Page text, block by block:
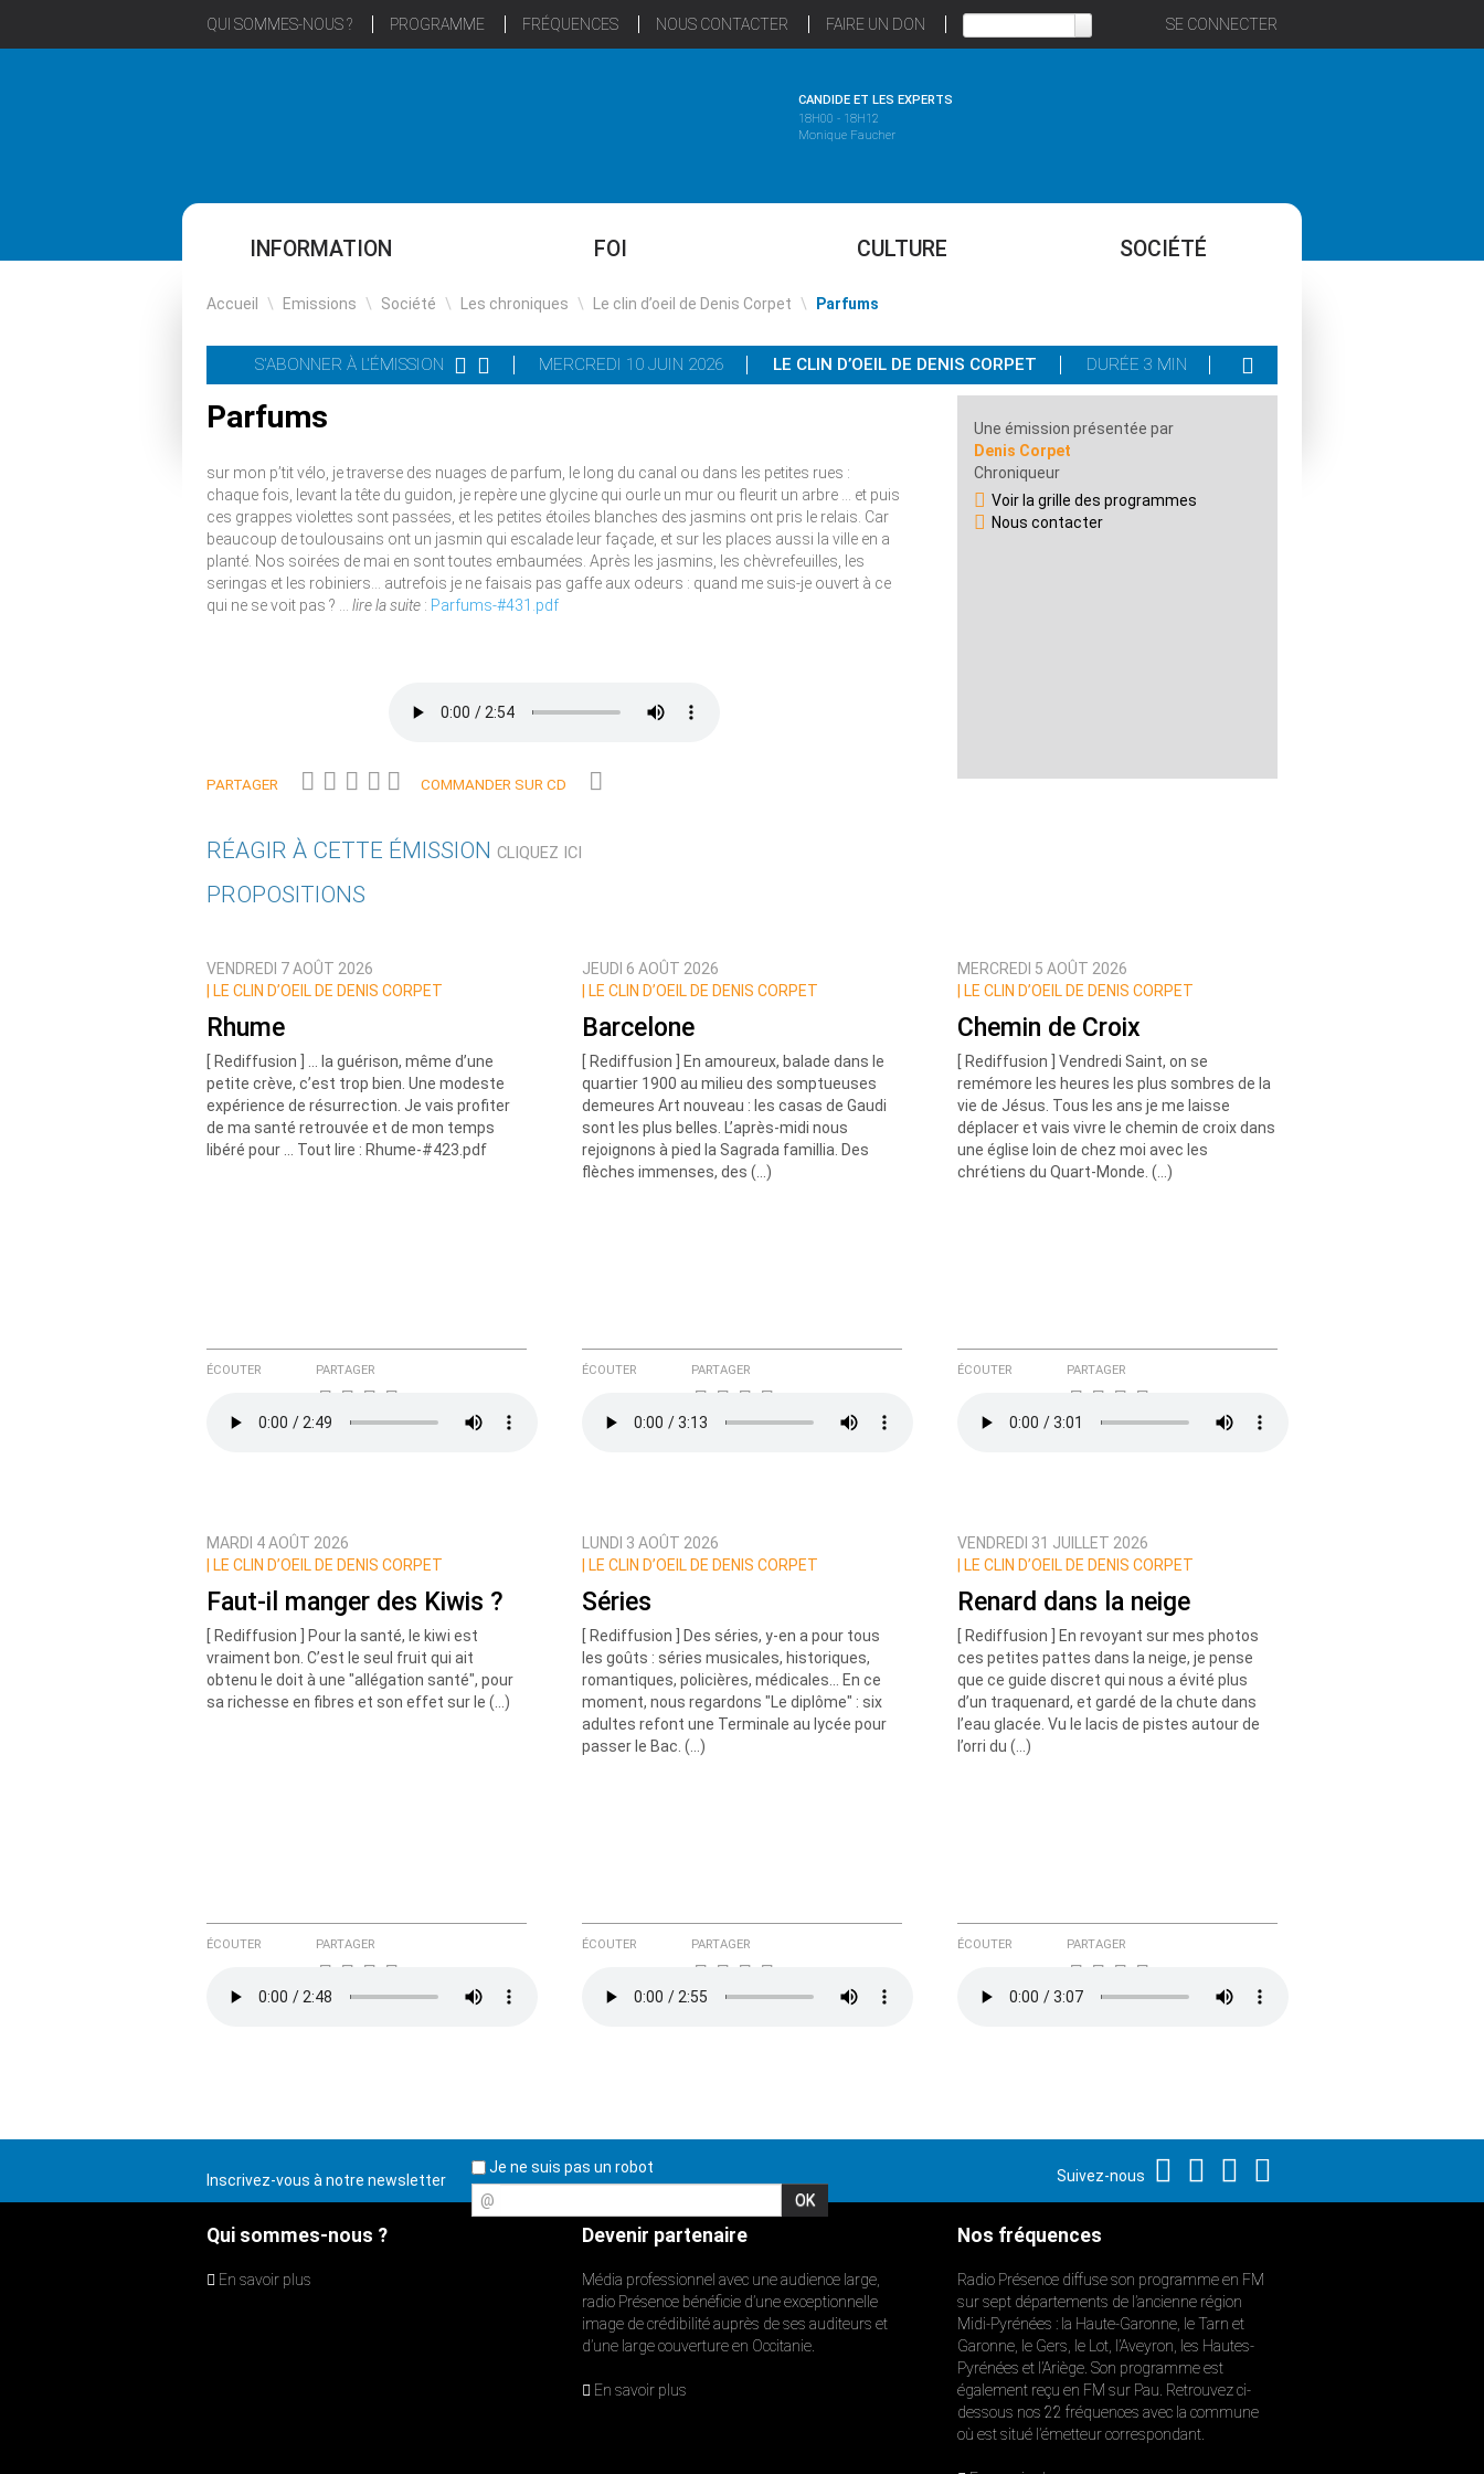
QUI SOMMES-NOUS ? PROGRAMME FRÉQUENCES NOUS CONTACTER FAIRE UN DON SE CONNECTER
CANDIDE ET LES EXPERTS
18H00 - 18H12
Monique Faucher
INFORMATION FOI CULTURE SOCIÉTÉ
Accueil \ Emissions \ Société \ Les chroniques \ Le clin d’oeil de Denis Corpet \ Parfums
S'ABONNER À L'ÉMISSION MERCREDI 10 JUIN 2026 LE CLIN D’OEIL DE DENIS CORPET DURÉE 3 MIN
Parfums
sur mon p’tit vélo, je traverse des nuages de parfum, le long du canal ou dans les petites rues :
chaque fois, levant la tête du guidon, je repère une glycine qui ourle un mur ou fleurit un arbre … et puis
ces grappes violettes sont passées, et les petites étoiles blanches des jasmins ont pris le relais. Car
beaucoup de toulousains ont un jasmin qui escalade leur façade, et sur les places aussi la ville en a
planté. Nos soirées de mai en sont toutes embaumées. Après les jasmins, les chèvrefeuilles, les
seringas et les robiniers... autrefois je ne faisais pas gaffe aux odeurs : quand me suis-je ouvert à ce
qui ne se voit pas ? ... lire la suite : Parfums-#431.pdf
PARTAGER COMMANDER SUR CD
Une émission présentée par
Denis Corpet
Chroniqueur
Voir la grille des programmes
Nous contacter
RÉAGIR À CETTE ÉMISSION CLIQUEZ ICI
Nom
Courriel (non publié)
Prévenez-moi de tous les nouveaux commentaires de cette discussion par email
PROPOSITIONS
VENDREDI 7 AOÛT 2026
LE CLIN D’OEIL DE DENIS CORPET
Rhume
[ Rediffusion ] ... la guérison, même d’une
petite crève, c’est trop bien. Une modeste
expérience de résurrection. Je vais profiter
de ma santé retrouvée et de mon temps
libéré pour ... Tout lire : Rhume-#423.pdf
ÉCOUTER PARTAGER
JEUDI 6 AOÛT 2026
LE CLIN D’OEIL DE DENIS CORPET
Barcelone
[ Rediffusion ] En amoureux, balade dans le
quartier 1900 au milieu des somptueuses
demeures Art nouveau : les casas de Gaudi
sont les plus belles. L’après-midi nous
rejoignons à pied la Sagrada famillia. Des
flèches immenses, des (…)
ÉCOUTER PARTAGER
MERCREDI 5 AOÛT 2026
LE CLIN D’OEIL DE DENIS CORPET
Chemin de Croix
[ Rediffusion ] Vendredi Saint, on se
remémore les heures les plus sombres de la
vie de Jésus. Tous les ans je me laisse
déplacer et vais vivre le chemin de croix dans
une église loin de chez moi avec les
chrétiens du Quart-Monde. (…)
ÉCOUTER PARTAGER
MARDI 4 AOÛT 2026
LE CLIN D’OEIL DE DENIS CORPET
Faut-il manger des Kiwis ?
[ Rediffusion ] Pour la santé, le kiwi est
vraiment bon. C’est le seul fruit qui ait
obtenu le doit à une "allégation santé", pour
sa richesse en fibres et son effet sur le (…)
ÉCOUTER PARTAGER
LUNDI 3 AOÛT 2026
LE CLIN D’OEIL DE DENIS CORPET
Séries
[ Rediffusion ] Des séries, y-en a pour tous
les goûts : séries musicales, historiques,
romantiques, policières, médicales... En ce
moment, nous regardons "Le diplôme" : six
adultes refont une Terminale au lycée pour
passer le Bac. (…)
ÉCOUTER PARTAGER
VENDREDI 31 JUILLET 2026
LE CLIN D’OEIL DE DENIS CORPET
Renard dans la neige
[ Rediffusion ] En revoyant sur mes photos
ces petites pattes dans la neige, je pense
que ce guide discret qui nous a évité plus
d’un traquenard, et gardé de la chute dans
l’eau glacée. Vu le lacis de pistes autour de
l’orri du (…)
ÉCOUTER PARTAGER
Inscrivez-vous à notre newsletter
Je ne suis pas un robot
@
Suivez-nous
Qui sommes-nous ?
En savoir plus
Devenir partenaire
Média professionnel avec une audience large,
radio Présence bénéficie d’une exceptionnelle
image de crédibilité auprès de ses auditeurs et
d’une large couverture en Occitanie.
En savoir plus
Nos fréquences
Radio Présence diffuse son programme en FM
sur sept départements de l’ancienne région
Midi-Pyrénées : la Haute-Garonne, le Tarn et
Garonne, le Gers, le Lot, l’Aveyron, les Hautes-
Pyrénées et l’Ariège. Son programme est
également reçu en FM sur Pau. Retrouvez ci-
dessous nos 22 fréquences avec la commune
où est situé l’émetteur correspondant.